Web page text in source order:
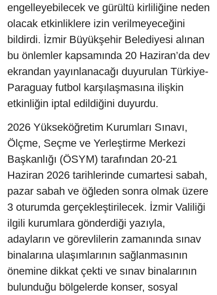
engelleyebilecek ve gürültü kirliliğine neden
olacak etkinliklere izin verilmeyeceğini
bildirdi. İzmir Büyükşehir Belediyesi alınan
bu önlemler kapsamında 20 Haziran’da dev
ekrandan yayınlanacağı duyurulan Türkiye-
Paraguay futbol karşılaşmasına ilişkin
etkinliğin iptal edildiğini duyurdu.
2026 Yükseköğretim Kurumları Sınavı,
Ölçme, Seçme ve Yerleştirme Merkezi
Başkanlığı (ÖSYM) tarafından 20-21
Haziran 2026 tarihlerinde cumartesi sabah,
pazar sabah ve öğleden sonra olmak üzere
3 oturumda gerçekleştirilecek. İzmir Valiliği
ilgili kurumlara gönderdiği yazıyla,
adayların ve görevlilerin zamanında sınav
binalarına ulaşımlarının sağlanmasının
önemine dikkat çekti ve sınav binalarının
bulunduğu bölgelerde konser, sosyal